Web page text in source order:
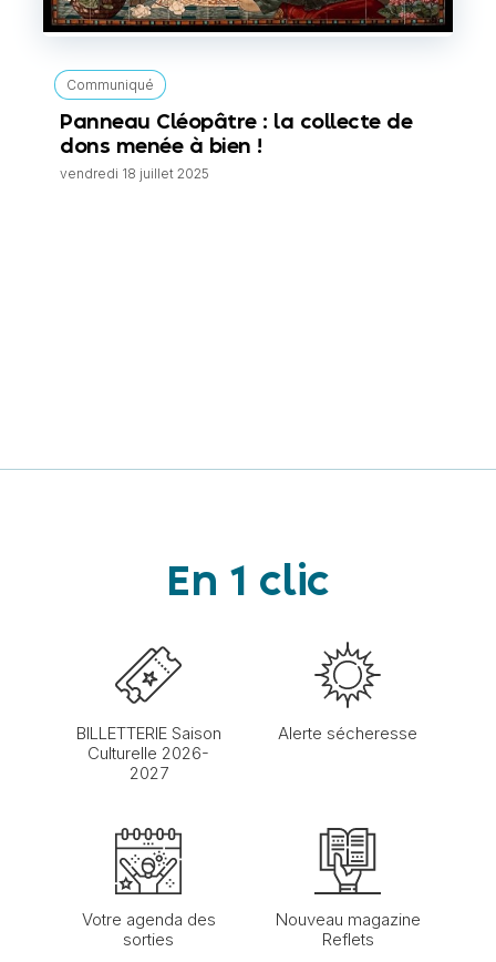
Communiqué
Panneau Cléopâtre : la collecte de
dons menée à bien !
vendredi 18 juillet 2025
En 1 clic
BILLETTERIE Saison
Culturelle 2026-
2027
Alerte sécheresse
Votre agenda des
sorties
Nouveau magazine
Reflets